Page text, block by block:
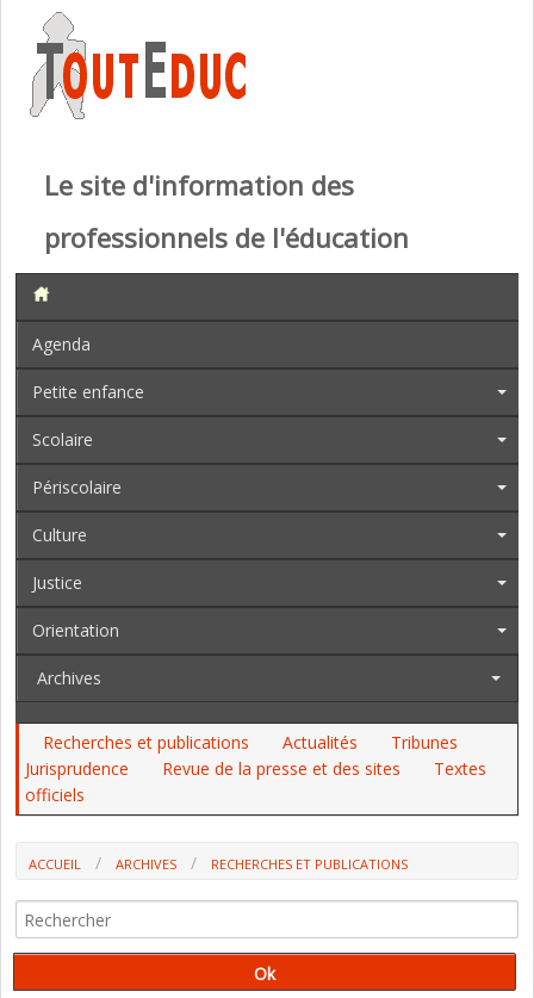
Le site d'information des
professionnels de l'éducation
Agenda
Petite enfance
Scolaire
Périscolaire
Culture
Justice
Orientation
Archives
Recherches et publications Actualités
Tribunes
Jurisprudence
Revue de la presse et des sites
Textes
officiels
ACCUEIL ARCHIVES
RECHERCHES ET PUBLICATIONS
? (UNE RECHERCNE INSERM, ANRT, ANR)